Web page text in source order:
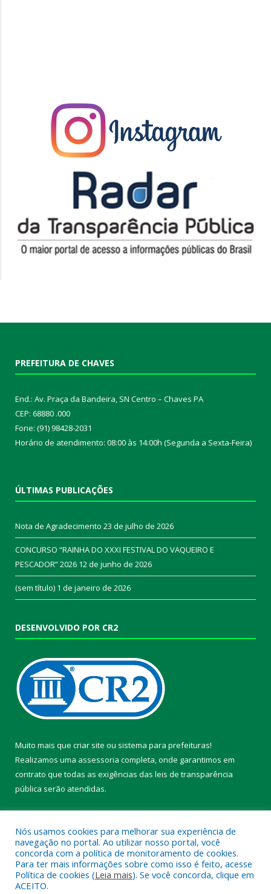
PREFEITURA DE CHAVES
End.: Av. Praça da Bandeira, SN Centro – Chaves PA
CEP: 68880 .000
Fone: (91) 98428-2031
Horário de atendimento: 08:00 às 14:00h (Segunda a Sexta-Feira)
ÚLTIMAS PUBLICAÇÕES
Nota de Agradecimento 23 de julho de 2026
CONCURSO “RAINHA DO XXXI FESTIVAL DO VAQUEIRO E
PESCADOR” 2026 12 de junho de 2026
(sem título) 1 de janeiro de 2026
DESENVOLVIDO POR CR2
Muito mais que criar site ou sistema para prefeituras!
Realizamos uma assessoria completa, onde garantimos em
contrato que todas as exigências das leis de transparência
pública serão atendidas.
Todos os direitos reservados a Prefeitura Municipal de Chaves.
Nós usamos cookies para melhorar sua experiência de
navegação no portal. Ao utilizar nosso portal, você
concorda com a política de monitoramento de cookies.
Para ter mais informações sobre como isso é feito, acesse
Política de cookies (Leia mais). Se você concorda, clique em
ACEITO.